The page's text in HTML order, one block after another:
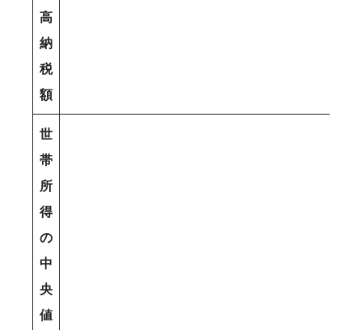
高
納
税
額
世
帯
所
得
の
中
央
値